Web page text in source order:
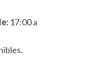
17:00 a